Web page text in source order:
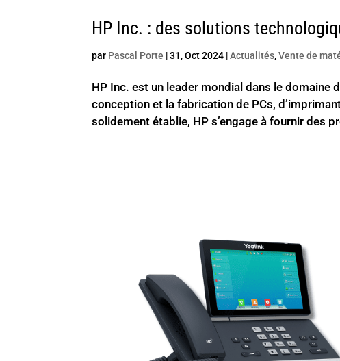
HP Inc. : des solutions
par Pascal Porte |31, Oct 2024 |Actualités,Vente de
HP Inc. est un leader mondial dans le domaine
conception et la fabrication de PCs,
solidement établie, HP s’engage à fournir des